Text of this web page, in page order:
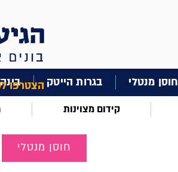
הצטרפו חוסן מנטלי בגרות הייטק
קידום מצוינות
חוסן מנטלי